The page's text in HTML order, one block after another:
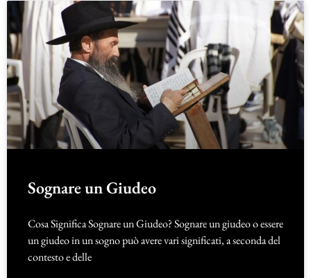
Sognare un Giudeo
Cosa Significa Sognare un Giudeo? Sognare un giudeo o essere
un giudeo in un sogno può avere vari significati, a seconda del
contesto e delle